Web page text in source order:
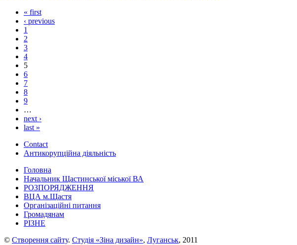
« first
‹ previous
1
2
3
4
5
6
7
8
9
…
next ›
last »
Contact
Антикорупційна діяльність
Головна
Начальник Щастинської міської ВА
РОЗПОРЯДЖЕННЯ
ВЦА м.Щастя
Організаційні питання
Громадянам
РІЗНЕ
© Створення сайту. Студія «Зіна дизайн», Луганськ, 2011